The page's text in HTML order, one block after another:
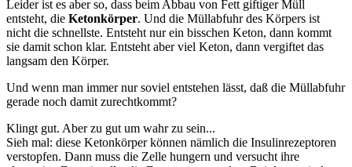
Leider ist es aber so, dass beim Abbau von Fett giftiger Müll
entsteht, die Ketonkörper. Und die Müllabfuhr des Körpers ist
nicht die schnellste. Entsteht nur ein bisschen Keton, dann kommt
sie damit schon klar. Entsteht aber viel Keton, dann vergiftet das
langsam den Körper.
Und wenn man immer nur soviel entstehen lässt, daß die Müllabfuhr
gerade noch damit zurechtkommt?
Klingt gut. Aber zu gut um wahr zu sein...
Sieh mal: diese Ketonkörper können nämlich die Insulinrezeptoren
verstopfen. Dann muss die Zelle hungern und versucht ihre